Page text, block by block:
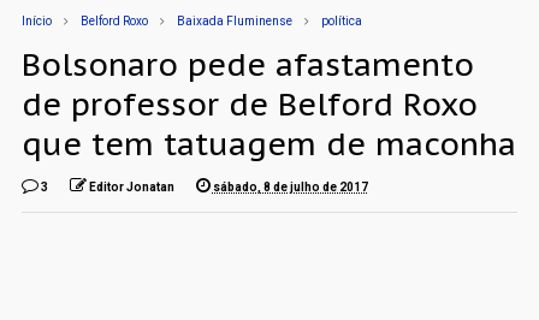
Início Belford Roxo Baixada Fluminense política
Bolsonaro pede afastamento
de professor de Belford Roxo
que tem tatuagem de maconha
3 Editor Jonatan sábado, 8 de julho de 2017